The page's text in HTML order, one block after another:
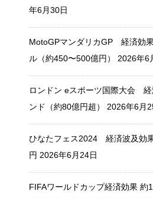
年6月30日
MotoGPマンダリカGP 経済効
ル（約450〜500億円）
2026年6
ロンドン eスポーツ国際大会
ンド（約80億円超）
2026年6月
ひなたフェス2024 経済波及効
円 2026年6月24日
FIFAワールドカップ経済効果